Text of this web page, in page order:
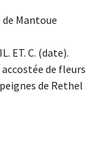
de Mantoue
ET. C. (date).
de fleurs
de Rethel